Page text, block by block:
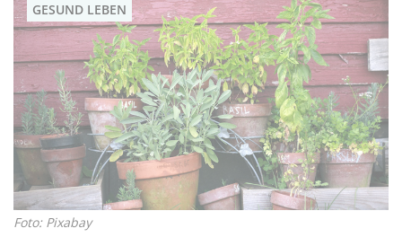
GESUND LEBEN
Foto: Pixabay